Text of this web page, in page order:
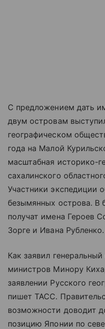
С предложением дать
двум островам
географическом
года на Малой
масштабная историко-
сахалинского
Участники экспедиции
безымянных острова. В
получат имена Героев
Зорге и Ивана Рубленко.
Как заявил
министров Минору
заявлении Русского
пишет ТАСС.
возможности доводит
позицию Японии по